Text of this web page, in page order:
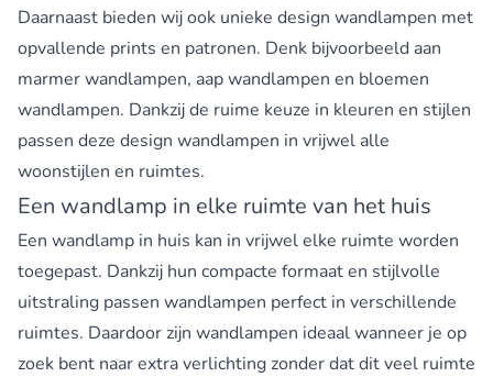
Daarnaast bieden wij ook unieke design wandlampen met
opvallende prints en patronen. Denk bijvoorbeeld aan
marmer wandlampen, aap wandlampen en bloemen
wandlampen. Dankzij de ruime keuze in kleuren en stijlen
passen deze design wandlampen in vrijwel alle
woonstijlen en ruimtes.
Een wandlamp in elke ruimte van het huis
Een wandlamp in huis kan in vrijwel elke ruimte worden
toegepast. Dankzij hun compacte formaat en stijlvolle
uitstraling passen wandlampen perfect in verschillende
ruimtes. Daardoor zijn wandlampen ideaal wanneer je op
zoek bent naar extra verlichting zonder dat dit veel ruimte